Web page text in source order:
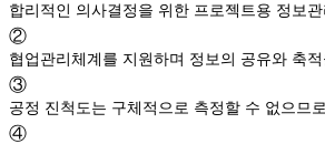
합리적인 의사결정을 위한 프로젝트용 정보관
②
협업관리체계를 지원하며 정보의 공유와 축적
③
공정 진척도는 구체적으로 측정할 수 없으므
④